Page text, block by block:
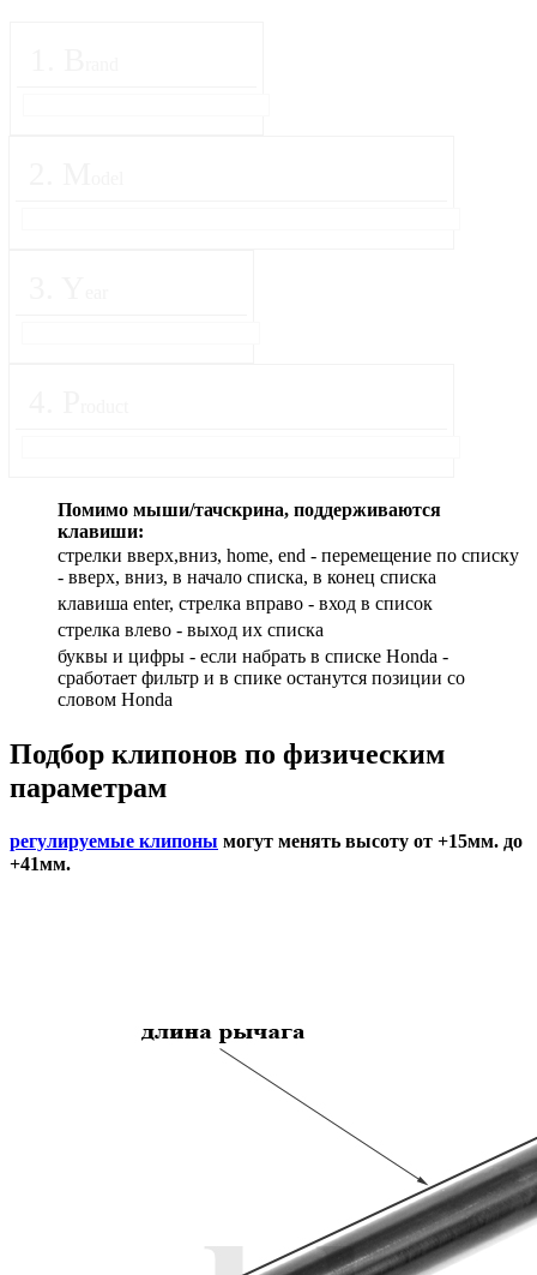
Помимо мыши/тачскрина, поддерживаются
клавиши:
стрелки вверх,вниз, home, end - перемещение по списку
- вверх, вниз, в начало списка, в конец списка
клавиша enter, стрелка вправо - вход в список
cтрелка влево - выход их списка
буквы и цифры - если набрать в списке Honda -
сработает фильтр и в спике останутся позиции со
словом Honda
Подбор клипонов по физическим
параметрам
регулируемые клипоны могут менять высоту от +15мм. до
+41мм.